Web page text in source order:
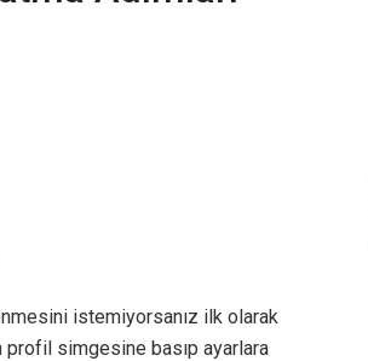
istemiyorsanız ilk olarak
profil simgesine basıp ayarlara